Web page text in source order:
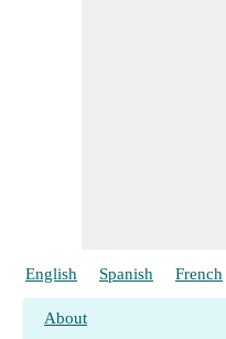
English Spanish French
About